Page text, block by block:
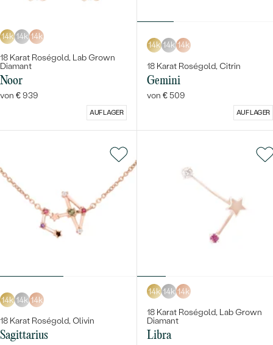
14k 14k 14k
18 Karat Roségold, Lab Grown
Diamant
Noor
von € 939
AUF LAGER
14k 14k 14k
18 Karat Roségold, Citrin
Gemini
von € 509
AUF LAGER
14k 14k 14k
18 Karat Roségold, Olivin
Sagittarius
14k 14k 14k
18 Karat Roségold, Lab Grown
Diamant
Libra